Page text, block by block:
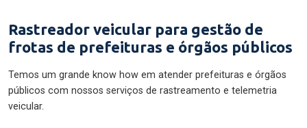
Rastreador veicular para gestão de
frotas de prefeituras e órgãos públicos
Temos um grande know how em atender prefeituras e órgãos
públicos com nossos serviços de rastreamento e telemetria
veicular.